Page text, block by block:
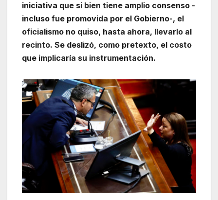
iniciativa que si bien tiene amplio consenso -
incluso fue promovida por el Gobierno-, el
oficialismo no quiso, hasta ahora, llevarlo al
recinto. Se deslizó, como pretexto, el costo
que implicaría su instrumentación.